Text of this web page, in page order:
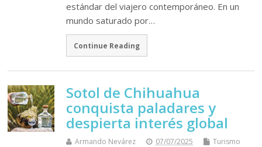
estándar del viajero contemporáneo. En un
mundo saturado por…
Continue Reading
Sotol de Chihuahua
conquista paladares y
despierta interés global
Armando Nevárez 07/07/2025 Turismo